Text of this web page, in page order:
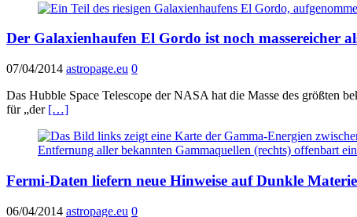
Der Galaxienhaufen El Gordo ist noch massereicher
07/04/2014 astropage.eu 0
Das Hubble Space Telescope der NASA hat die Masse des größten
für „der […]
Fermi-Daten liefern neue Hinweise auf Dunkle Materie
06/04/2014 astropage.eu 0